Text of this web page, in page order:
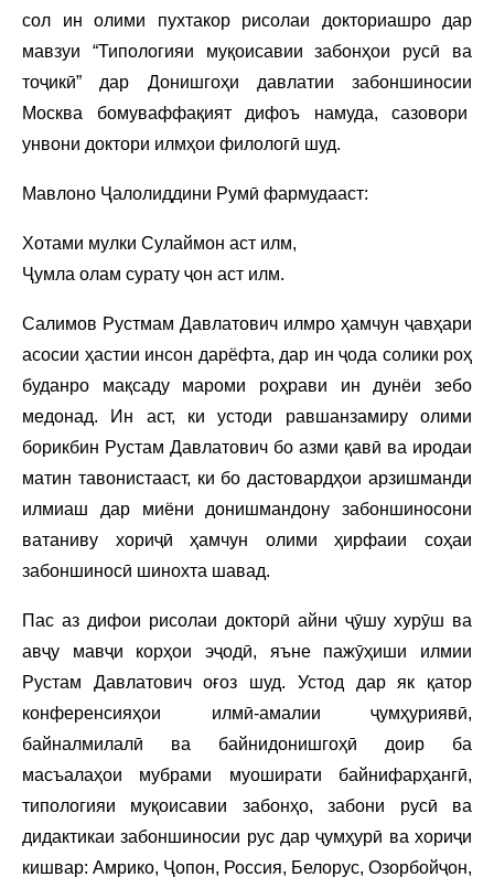
сол ин олими пухтакор рисолаи докториашро дар
мавзуи “Типологияи муқоисавии забонҳои русӣ ва
тоҷикӣ” дар Донишгоҳи давлатии забоншиносии
Москва бомуваффақият дифоъ намуда, сазовори
унвони доктори илмҳои филологӣ шуд.
Мавлоно Ҷалолиддини Румӣ фармудааст:
Хотами мулки Сулаймон аст илм,
Ҷумла олам сурату ҷон аст илм.
Салимов Рустмам Давлатович илмро ҳамчун ҷавҳари
асосии ҳастии инсон дарёфта, дар ин ҷода солики роҳ
буданро мақсаду мароми роҳрави ин дунёи зебо
медонад. Ин аст, ки устоди равшанзамиру олими
борикбин Рустам Давлатович бо азми қавӣ ва иродаи
матин тавонистааст, ки бо дастовардҳои арзишманди
илмиаш дар миёни донишмандону забоншиносони
ватаниву хориҷӣ ҳамчун олими ҳирфаии соҳаи
забоншиносӣ шинохта шавад.
Пас аз дифои рисолаи докторӣ айни ҷӯшу хурӯш ва
авҷу мавҷи корҳои эҷодӣ, яъне пажӯҳиши илмии
Рустам Давлатович оғоз шуд. Устод дар як қатор
конференсияҳои илмӣ-амалии ҷумҳуриявӣ,
байналмилалӣ ва байнидонишгоҳӣ доир ба
масъалаҳои мубрами муоширати байнифарҳангӣ,
типологияи муқоисавии забонҳо, забони русӣ ва
дидактикаи забоншиносии рус дар ҷумҳурӣ ва хориҷи
кишвар: Амрико, Ҷопон, Россия, Белорус, Озорбойҷон,